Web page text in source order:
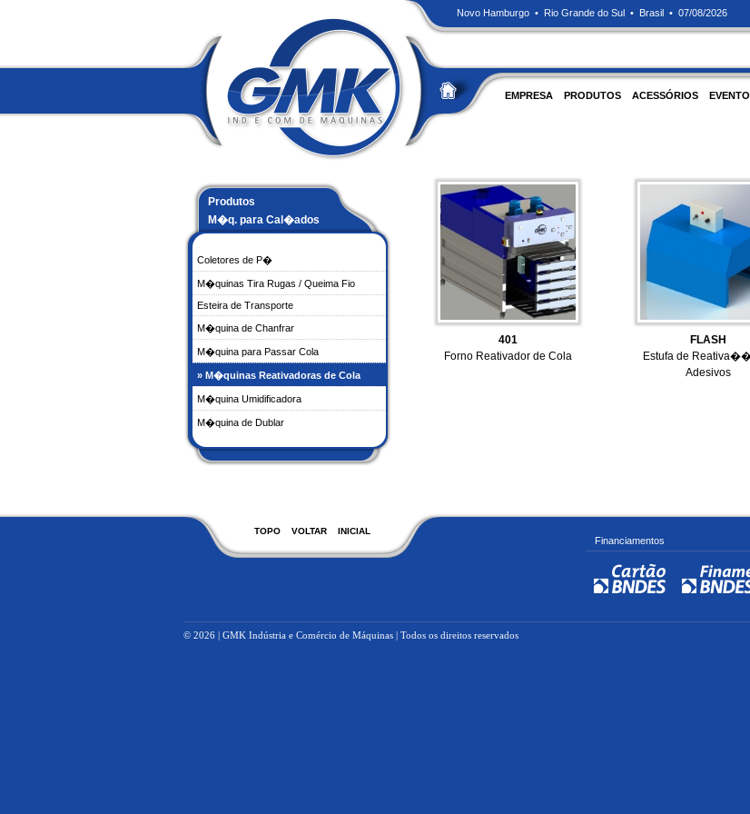
Novo Hamburgo • Rio Grande do Sul • Brasil • 07/08/2026
EMPRESA PRODUTOS ACESSÓRIOS
Produtos
M�q. para Cal�ados
Coletores de P�
M�quinas Tira Rugas / Queima Fio
Esteira de Transporte
M�quina de Chanfrar
M�quina para Passar Cola
» M�quinas Reativadoras de Cola
M�quina Umidificadora
M�quina de Dublar
401
Forno Reativador de Cola
FLASH
Estufa de
Adesivos
TOPO VOLTAR INICIAL
Financiamentos
© 2026 | GMK Indústria e Comércio de Máquinas | Todos os direitos reservados